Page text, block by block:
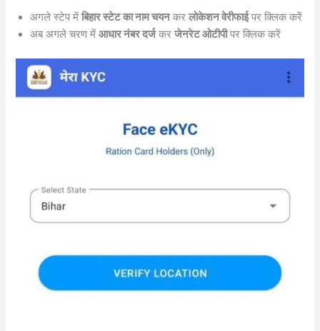
अगले स्टेप मेंबिहार स्टेट का नाम चयनकरलोकेशन वेरीफाईपर क्लिक करें
अब अगले चरण मेंआधार नंबर दर्जकरजेनरेट ओटीपीपर क्लिक करें